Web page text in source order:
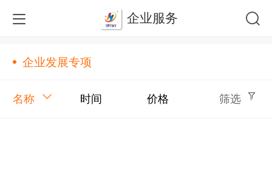
企业服务
企业发展专项
名称 时间 价格 筛选